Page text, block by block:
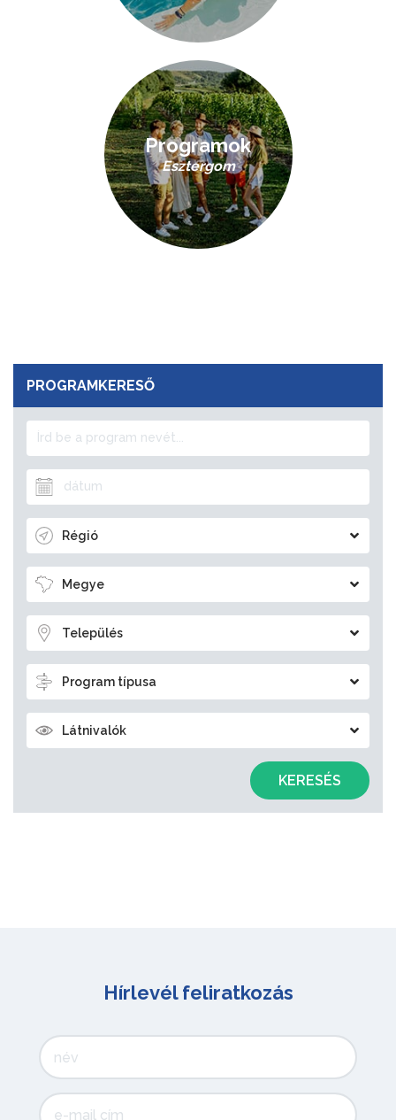
Programok
Esztergom
PROGRAMKERESŐ
Régió
Megye
Település
Program típusa
Látnivalók
KERESÉS
Hírlevél feliratkozás